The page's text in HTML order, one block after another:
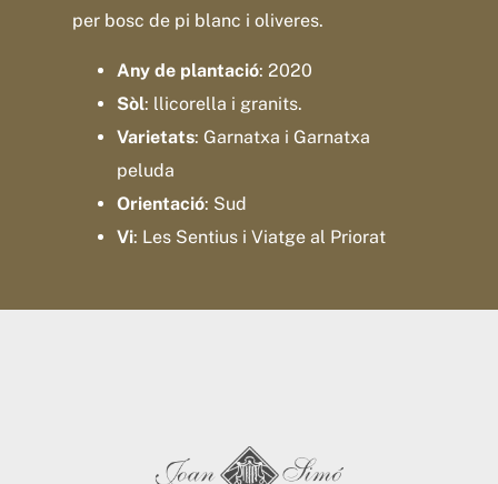
per bosc de pi blanc i oliveres.
Any de plantació: 2020
Sòl: llicorella i granits.
Varietats: Garnatxa i Garnatxa
peluda
Orientació: Sud
Vi: Les Sentius i Viatge al Priorat